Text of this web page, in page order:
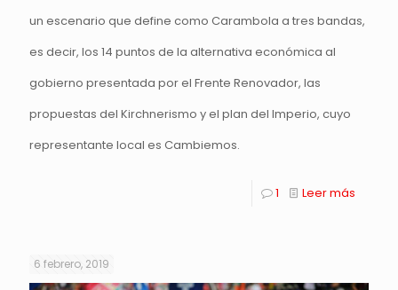
un escenario que define como Carambola a tres bandas,
es decir, los 14 puntos de la alternativa económica al
gobierno presentada por el Frente Renovador, las
propuestas del Kirchnerismo y el plan del Imperio, cuyo
representante local es Cambiemos.
1 Leer más
6 febrero, 2019